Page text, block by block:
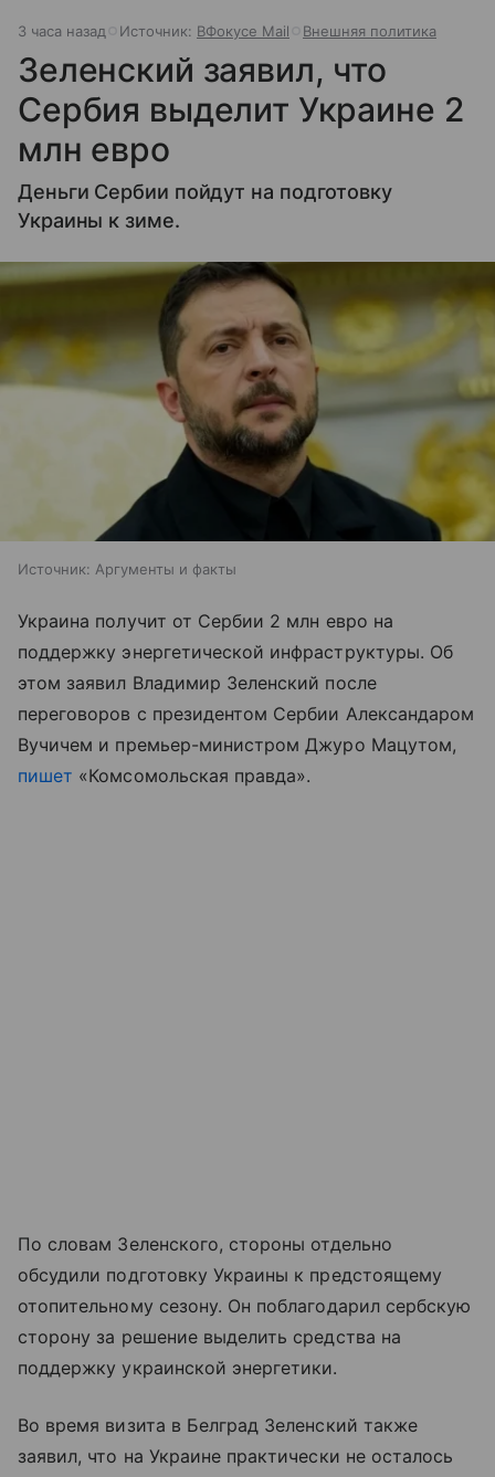
3 часа назад Источник: ВФокусе Mail Внешняя политика
Зеленский заявил, что
Сербия выделит Украине 2
млн евро
Деньги Сербии пойдут на подготовку
Украины к зиме.
Источник: Аргументы и факты
Украина получит от Сербии 2 млн евро на
поддержку энергетической инфраструктуры. Об
этом заявил Владимир Зеленский после
переговоров с президентом Сербии Александаром
Вучичем и премьер-министром Джуро Мацутом,
пишет «Комсомольская правда».
По словам Зеленского, стороны отдельно
обсудили подготовку Украины к предстоящему
отопительному сезону. Он поблагодарил сербскую
сторону за решение выделить средства на
поддержку украинской энергетики.
Во время визита в Белград Зеленский также
заявил, что на Украине практически не осталось